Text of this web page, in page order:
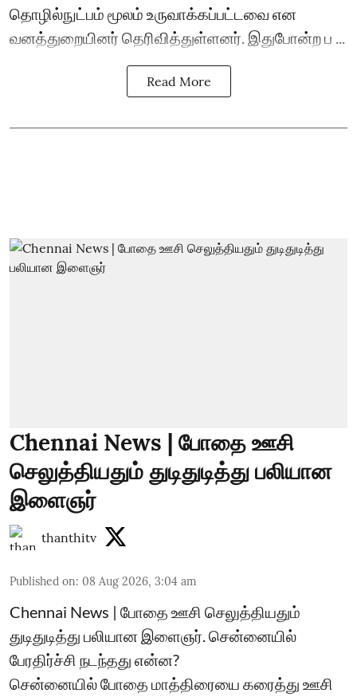
தொழில்நுட்பம் மூலம் உருவாக்கப்பட்டவை என
வனத்துறையினர் தெரிவித்துள்ளனர். இதுபோன்ற ப ...
Read More
Chennai News | போதை ஊசி
செலுத்தியதும் துடிதுடித்து பலியான
இளைஞர்
thanthitv
Published on: 08 Aug 2026, 3:04 am
Chennai News | போதை ஊசி செலுத்தியதும்
துடிதுடித்து பலியான இளைஞர். சென்னையில்
பேரதிர்ச்சி நடந்தது என்ன?
சென்னையில் போதை மாத்திரையை கரைத்து ஊசி